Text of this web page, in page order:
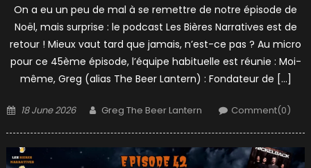
On a eu un peu de mal à se remettre de notre épisode de
Noël, mais surprise : le podcast Les Bières Narratives est de
retour ! Mieux vaut tard que jamais, n’est-ce pas ? Au micro
pour ce 45ème épisode, l’équipe habituelle est réunie : Moi-
même, Greg (alias The Beer Lantern) : Fondateur de […]
Posted
18 June 2026 Author
Greg The Beer Lantern Comment(0)